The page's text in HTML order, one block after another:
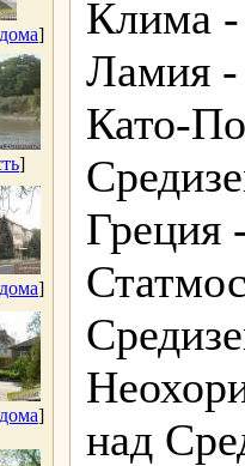
]
]
]
]
Клима -
Ламия -
Като-
Греция
над